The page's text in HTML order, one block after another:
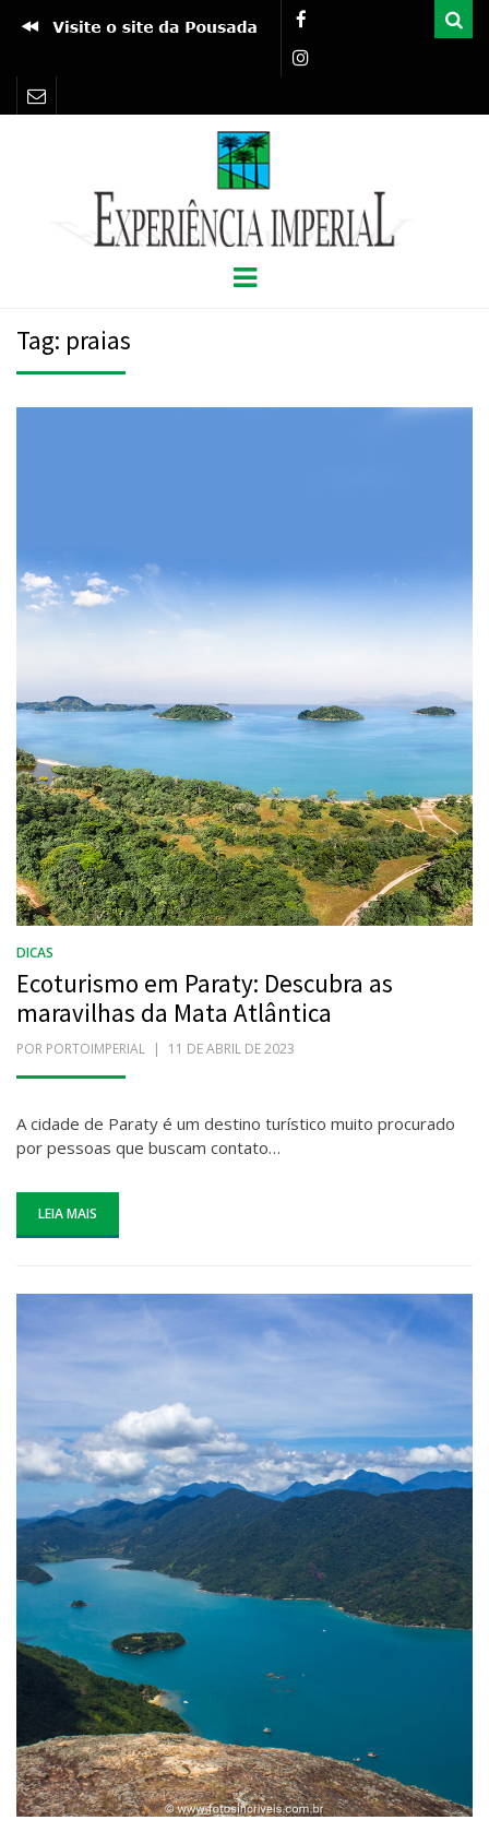
EXPERIÊNCIA
Menu
Tag: praias
DICAS
Ecoturismo em Paraty: Descubra as
maravilhas da Mata Atlântica
POR PORTOIMPERIAL
POSTADO
11 DE ABRIL DE 2023
A cidade de Paraty é um destino turístico muito procurado
por pessoas que buscam contato…
LEIA MAIS